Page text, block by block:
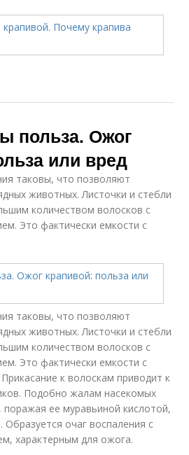
польза. Ожог
или вред
таковы, что позволяют
животных. Листочки и стебли
количеством волосков с
Это фактически емкости с
таковы, что позволяют
животных. Листочки и стебли
количеством волосков с
Это фактически емкости с
к волоскам приводит к
Подобно жалам насекомых
ее муравьиной кислотой,
очаг воспаления с
характерным для ожога.